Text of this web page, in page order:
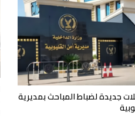
جديدة لضباط المباحث بمديرية